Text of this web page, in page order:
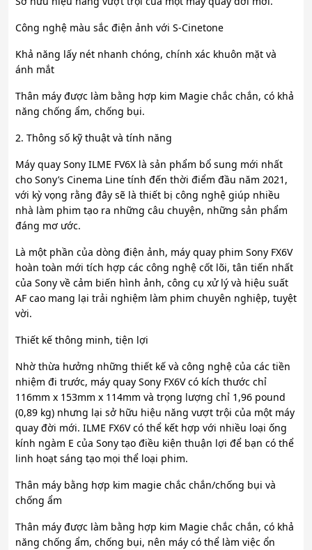
Công nghệ màu sắc điện ảnh với S-Cinetone
Khả năng lấy nét nhanh chóng, chính xác khuôn mặt và
ánh mắt
Thân máy được làm bằng hợp kim Magie chắc chắn, có khả
năng chống ẩm, chống bụi.
2. Thông số kỹ thuật và tính năng
Máy quay Sony ILME FV6X là sản phẩm bổ sung mới nhất
cho Sony’s Cinema Line tính đến thời điểm đầu năm 2021,
với kỳ vọng rằng đây sẽ là thiết bị công nghệ giúp nhiều
nhà làm phim tạo ra những câu chuyện, những sản phẩm
đáng mơ ước.
Là một phần của dòng điện ảnh, máy quay phim Sony FX6V
hoàn toàn mới tích hợp các công nghệ cốt lõi, tân tiến nhất
của Sony về cảm biến hình ảnh, công cụ xử lý và hiệu suất
AF cao mang lại trải nghiệm làm phim chuyên nghiệp, tuyệt
vời.
Thiết kế thông minh, tiện lợi
Nhờ thừa hưởng những thiết kế và công nghệ của các tiền
nhiệm đi trước, máy quay Sony FX6V có kích thước chỉ
116mm x 153mm x 114mm và trọng lượng chỉ 1,96 pound
(0,89 kg) nhưng lại sở hữu hiệu năng vượt trội của một máy
quay đời mới. ILME FX6V có thể kết hợp với nhiều loại ống
kính ngàm E của Sony tạo điều kiện thuận lợi để bạn có thể
linh hoạt sáng tạo mọi thể loại phim.
Thân máy bằng hợp kim magie chắc chắn/chống bụi và
chống ẩm
Thân máy được làm bằng hợp kim Magie chắc chắn, có khả
năng chống ẩm, chống bụi, nên máy có thể làm việc ổn